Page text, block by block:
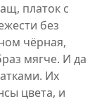
платок с
без
чёрная,
мягче. И да
Их
цвета, и